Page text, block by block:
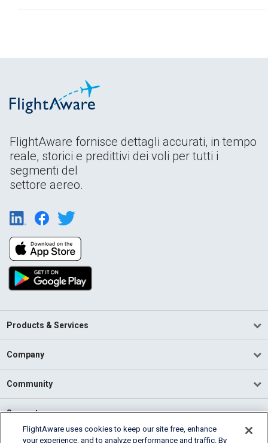
FlightAware fornisce dettagli accurati, in tempo
reale, storici e predittivi dei voli per tutti i
segmenti del
settore aereo.
Products & Services
Company
Community
Support
FlightAware uses cookies to keep our site free, enhance
your experience, and to analyze performance and traffic. By